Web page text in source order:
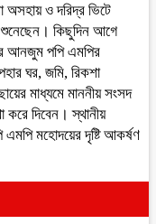
অসহায় ও দরিদ্র ভিটে
শুনেছেন। কিছুদিন আগে
আনজুম পপি এমপির
ঘর, জমি, রিকশা
মাধ্যমে মাননীয় সংসদ
করে দিবেন। স্থানীয়
এমপি মহোদয়ের দৃষ্টি আকর্ষণ